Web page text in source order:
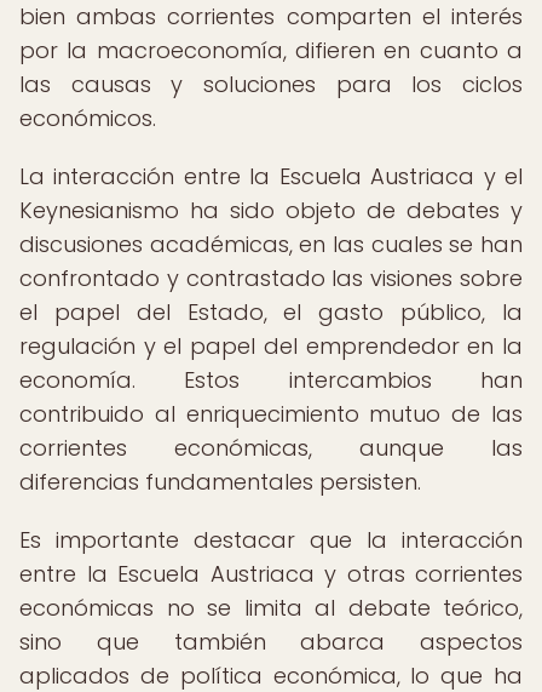
bien ambas corrientes comparten el interés
por la macroeconomía, difieren en cuanto a
las causas y soluciones para los ciclos
económicos.
La interacción entre la Escuela Austriaca y el
Keynesianismo ha sido objeto de debates y
discusiones académicas, en las cuales se han
confrontado y contrastado las visiones sobre
el papel del Estado, el gasto público, la
regulación y el papel del emprendedor en la
economía. Estos intercambios han
contribuido al enriquecimiento mutuo de las
corrientes económicas, aunque las
diferencias fundamentales persisten.
Es importante destacar que la interacción
entre la Escuela Austriaca y otras corrientes
económicas no se limita al debate teórico,
sino que también abarca aspectos
aplicados de política económica, lo que ha